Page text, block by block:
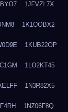
1JFVZL7X
1K1OOBX2
1KUB22OP
1LO2KT45
1N3R82X5
1NZ06F8Q